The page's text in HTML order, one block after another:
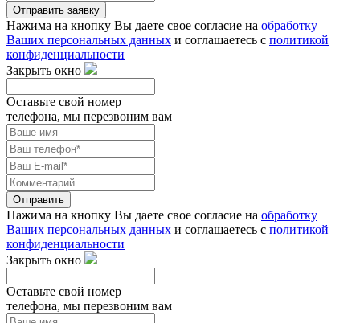
Отправить заявку
Нажима на кнопку Вы даете свое согласие на обработку
Ваших персональных данных и соглашаетесь с политикой
конфиденциальности
Закрыть окно
Оставьте свой номер
телефона, мы перезвоним вам
Отправить
Нажима на кнопку Вы даете свое согласие на обработку
Ваших персональных данных и соглашаетесь с политикой
конфиденциальности
Закрыть окно
Оставьте свой номер
телефона, мы перезвоним вам